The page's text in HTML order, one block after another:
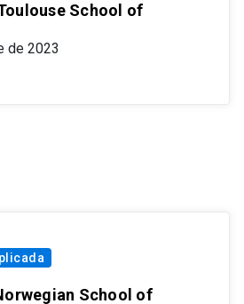
School of
de 2023
School of